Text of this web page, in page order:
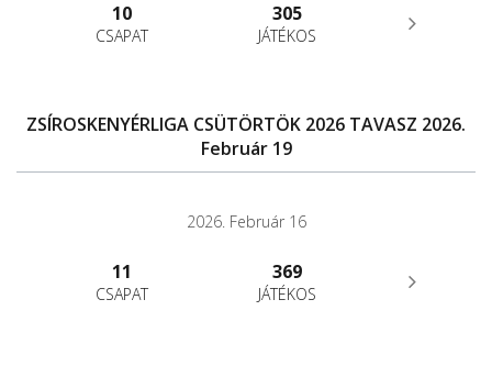
10
CSAPAT
305
JÁTÉKOS
ZSÍROSKENYÉRLIGA CSÜTÖRTÖK 2026 TAVASZ 2026.
Február 19
2026. Február 16
11
CSAPAT
369
JÁTÉKOS